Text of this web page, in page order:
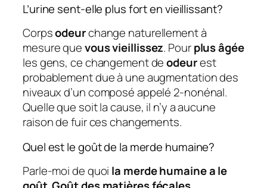
L’urine sent-elle plus fort en vieillissant?
Corpsodeurchange naturellement à
mesure quevous vieillissez. Pourplus âgée
les gens, ce changement deodeurest
probablement due à une augmentation des
niveaux d’un composé appelé 2-nonénal.
Quelle que soit la cause, il n’y a aucune
raison de fuir ces changements.
Quel est le goût de la merde humaine?
Parle-moi de quoi la merde humaine a le